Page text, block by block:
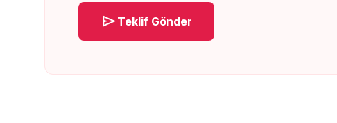
sendTeklif Gönder